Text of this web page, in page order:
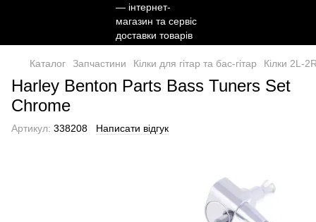
Каталог Запчастини Кілки для гітар та бас-гітар Кілки 2L-
Harley Benton Parts Bass Tuners Set
Chrome
Артикул: 338208 Написати відгук